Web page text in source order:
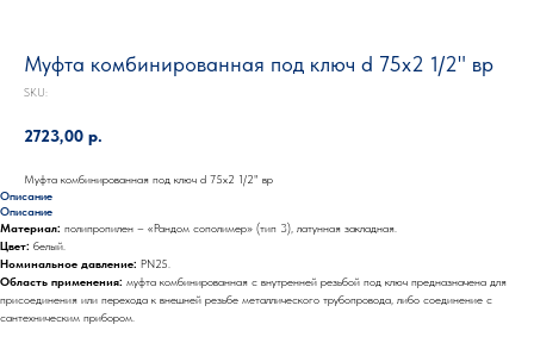
Муфта комбинированная под ключ d 75х2 1/2" вр
SKU:
2723,00 р.
Муфта комбинированная под ключ d 75х2 1/2" вр
Описание
Описание
Материал: полипропилен – «Рандом сополимер» (тип 3), латунная закладная.
Цвет: белый.
Номинальное давление: PN25.
Область применения: муфта комбинированная с внутренней резьбой под ключ предназначена для
присоединения или перехода к внешней резьбе металлического трубопровода, либо соединение с
сантехническим прибором.